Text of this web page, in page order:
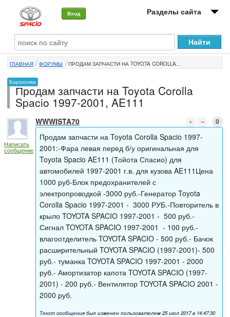
Вход Разделы сайта
О машине
Автоклуб
Форумы
Сервисы и услуги
Новости
ГЛАВНАЯ ФОРУМЫ ПРОДАМ ЗАПЧАСТИ НА TOYOTA COROLLA...
Барахолка
Продам запчасти на Toyota Corolla
Spacio 1997-2001, AE111
Написать
сообщение
WWWISTA70 0
Продам запчасти на Toyota Corolla Spacio 1997-
2001:-Фара левая перед б/у оригинальная для
Toyota Spacio AE111 (Тойота Спасио) для
автомобилей 1997-2001 г.в. для кузова AE111Цена
1000 руб-Блок предохранителей с
электропроводкой -3000 руб.-Генератор Toyota
Corolla Spacio 1997-2001 - 3000 РУБ.-Повторитель в
крыло TOYOTA SPACIO 1997-2001 - 500 руб.-
Сигнал TOYOTA SPACIO 1997-2001 - 100 руб.-
влагоотделитель TOYOTA SPACIO - 500 руб.- Бачок
расширительный TOYOTA SPACIO (1997-2001)- 500
руб.- туманка TOYOTA SPACIO 1997-2001 - 2000
руб.- Амортизатор капота TOYOTA SPACIO (1997-
2001) - 200 руб.- Вентилятор TOYOTA SPACIO 2001 -
2000 руб.
Текст сообщения был изменен пользователем 25 июл 2017 в 14:47:30